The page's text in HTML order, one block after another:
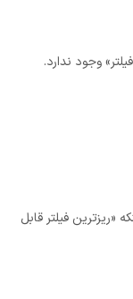
وجود ندارد.
«ریزترین فیلتر قابل